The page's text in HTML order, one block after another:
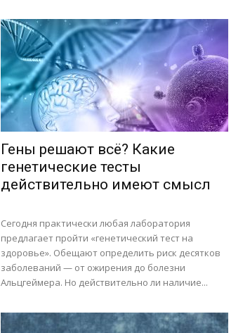
Гены решают всё? Какие
генетические тесты
действительно имеют смысл
Сегодня практически любая лаборатория
предлагает пройти «генетический тест на
здоровье». Обещают определить риск десятков
заболеваний — от ожирения до болезни
Альцгеймера. Но действительно ли наличие...